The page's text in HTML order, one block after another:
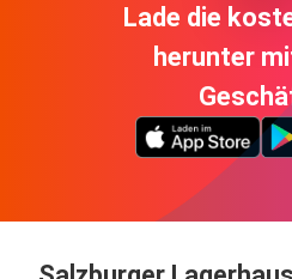
Lade die
herunter